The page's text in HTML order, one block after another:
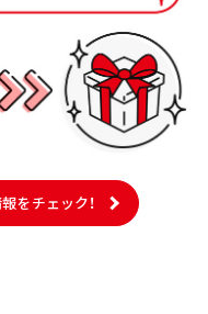
をチェック！